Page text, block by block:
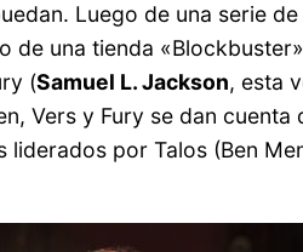
Luego de una serie
de una tienda
(Samuel L. Jackson, esta
Vers y Fury se dan
liderados por Talos (Ben